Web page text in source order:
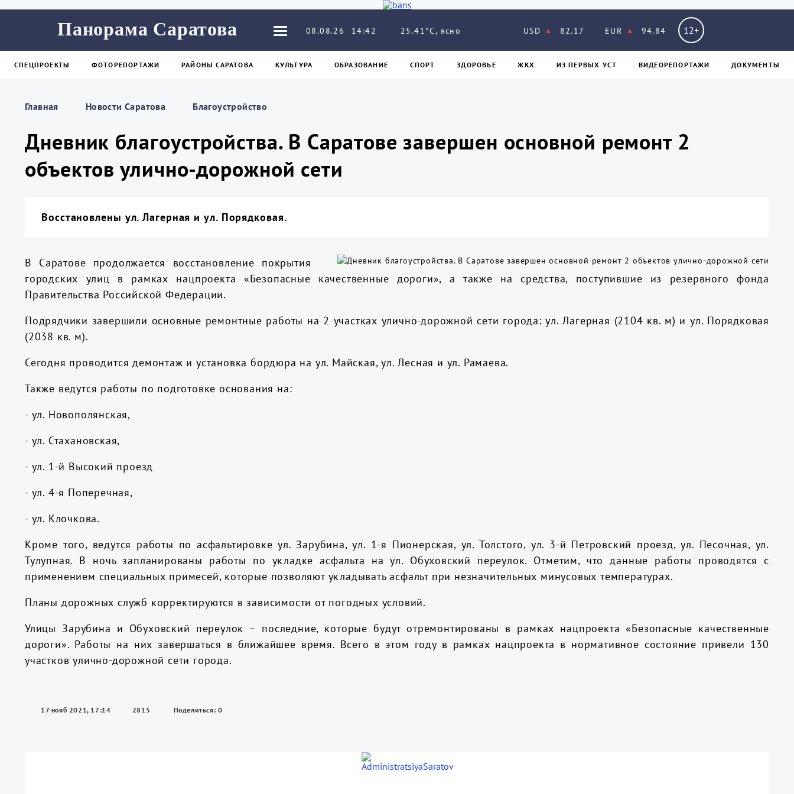
Панорама Саратова 08.08.26 14:42 25.41°C, ясно USD 82.17 EUR 94.84 12+
СПЕЦПРОЕКТЫ ФОТОРЕПОРТАЖИ РАЙОНЫ САРАТОВА КУЛЬТУРА ОБРАЗОВАНИЕ СПОРТ ЗДОРОВЬЕ ЖКХ ИЗ ПЕPВЫХ УСТ ВИДЕОРЕПОРТАЖИ ДОКУМЕНТЫ
Главная Новости Саратова Благоустройство
Дневник благоустройства. В Саратове завершен основной ремонт 2
объектов улично-дорожной сети
Восстановлены ул. Лагерная и ул. Порядковая.
В Саратове продолжается восстановление покрытия
городских улиц в рамках нацпроекта «Безопасные качественные дороги», а также на средства, поступившие из резервного фонда
Правительства Российской Федерации.
Подрядчики завершили основные ремонтные работы на 2 участках улично-дорожной сети города: ул. Лагерная (2104 кв. м) и ул. Порядковая
(2038 кв. м).
Сегодня проводится демонтаж и установка бордюра на ул. Майская, ул. Лесная и ул. Рамаева.
Также ведутся работы по подготовке основания на:
- ул. Новополянская,
- ул. Стахановская,
- ул. 1-й Высокий проезд
- ул. 4-я Поперечная,
- ул. Клочкова.
Кроме того, ведутся работы по асфальтировке ул. Зарубина, ул. 1-я Пионерская, ул. Толстого, ул. 3-й Петровский проезд, ул. Песочная, ул.
Тулупная. В ночь запланированы работы по укладке асфальта на ул. Обуховский переулок. Отметим, что данные работы проводятся с
применением специальных примесей, которые позволяют укладывать асфальт при незначительных минусовых температурах.
Планы дорожных служб корректируются в зависимости от погодных условий.
Улицы Зарубина и Обуховский переулок – последние, которые будут отремонтированы в рамках нацпроекта «Безопасные качественные
дороги». Работы на них завершаться в ближайшее время. Всего в этом году в рамках нацпроекта в нормативное состояние привели 130
участков улично-дорожной сети города.
17 нояб 2021, 17:14 2815 Поделиться: 0